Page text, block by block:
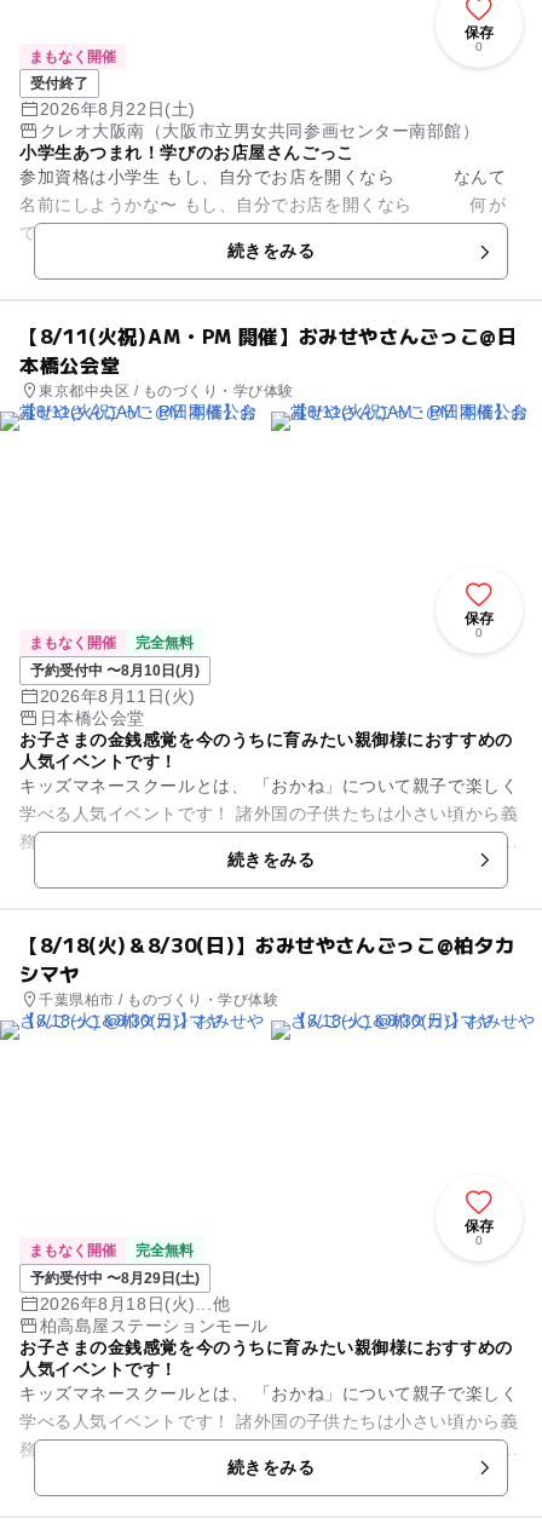
保存
0
まもなく開催
受付終了
2026年8月22日(土)
クレオ大阪南（大阪市立男女共同参画センター南部館）
小学生あつまれ！学びのお店屋さんごっこ
参加資格は小学生 ​もし、自分でお店を開くなら なんて
名前にしようかな〜 もし、自分でお店を開くなら 何が
できるかな〜 もし、自分のお店を開くなら 誰が買っ...
続きをみる
【8/11(火祝)AM・PM 開催】おみせやさんごっこ@日
本橋公会堂
東京都中央区 / ものづくり・学び体験
保存
0
まもなく開催
完全無料
予約受付中 〜8月10日(月)
2026年8月11日(火)
日本橋公会堂
お子さまの金銭感覚を今のうちに育みたい親御様におすすめの
人気イベントです！
キッズマネースクールとは、 「おかね」について親子で楽しく
学べる人気イベントです！ 諸外国の子供たちは小さい頃から義
務教育の中でお金についてしっかり学習しています。 しかし、
続きをみる
【8/18(火)＆8/30(日)】おみせやさんごっこ@柏タカ
シマヤ
千葉県柏市 / ものづくり・学び体験
保存
0
まもなく開催
完全無料
予約受付中 〜8月29日(土)
2026年8月18日(火)...他
柏高島屋ステーションモール
お子さまの金銭感覚を今のうちに育みたい親御様におすすめの
人気イベントです！
キッズマネースクールとは、 「おかね」について親子で楽しく
学べる人気イベントです！ 諸外国の子供たちは小さい頃から義
務教育の中でお金についてしっかり学習しています。 しかし、
続きをみる